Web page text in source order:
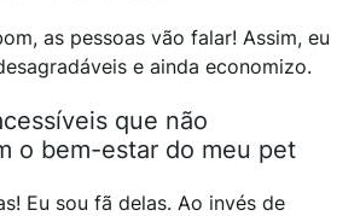
as pessoas vão falar! Assim, eu
e ainda economizo.
que não
o bem-estar do meu pet
Eu sou fã delas. Ao invés de